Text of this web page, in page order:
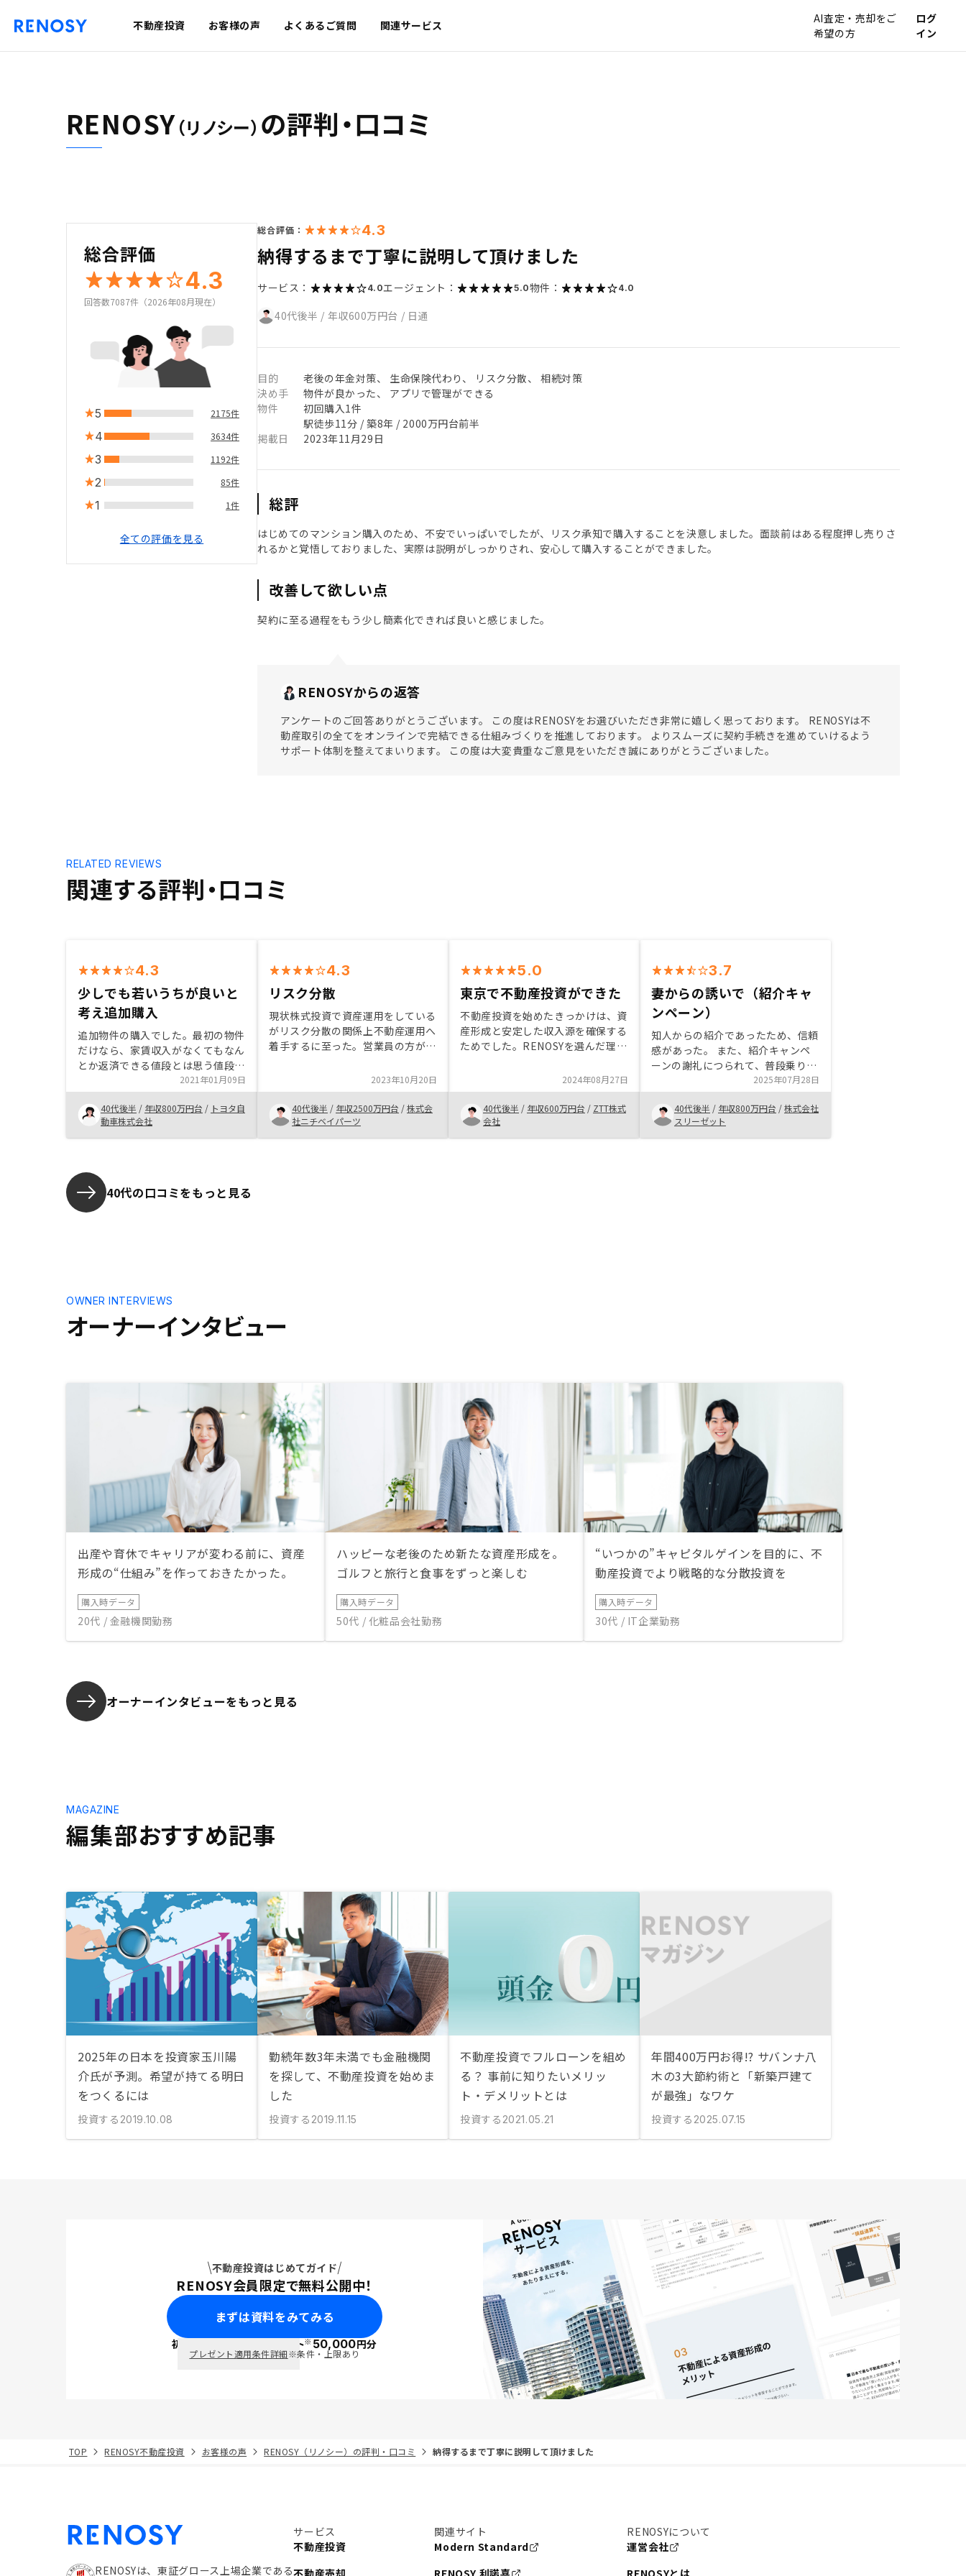
不動産投資 お客様の声 よくあるご質問 関連サービス
AI査定・売却をご
希望の方
ログ
イン
RENOSY（リノシー） の評判・口コミ
総合評価
4.3
回答数7087件（2026年08月現在）
5 2175件
4 3634件
3 1192件
2 85件
1 1件
全ての評価を見る
総合評価： 4.3
納得するまで丁寧に説明して頂けました
サービス： 4.0エージェント： 5.0物件： 4.0
40代後半 / 年収600万円台 / 日通
目的
老後の年金対策、 生命保険代わり、 リスク分散、 相続対策
決め手
物件が良かった、 アプリで管理ができる
物件
初回購入1件
駅徒歩11分 / 築8年 / 2000万円台前半
掲載日
2023年11月29日
総評
はじめてのマンション購入のため、不安でいっぱいでしたが、リスク承知で購入することを決意しました。面談前はある程度押し売りさ
れるかと覚悟しておりました、実際は説明がしっかりされ、安心して購入することができました。
改善して欲しい点
契約に至る過程をもう少し簡素化できれば良いと感じました。
RENOSYからの返答
アンケートのご回答ありがとうございます。 この度はRENOSYをお選びいただき非常に嬉しく思っております。 RENOSYは不
動産取引の全てをオンラインで完結できる仕組みづくりを推進しております。 よりスムーズに契約手続きを進めていけるよう
サポート体制を整えてまいります。 この度は大変貴重なご意見をいただき誠にありがとうございました。
関連する評判・口コミ
RELATED REVIEWS
4.3
少しでも若いうちが良いと
考え追加購入
追加物件の購入でした。最初の物件
だけなら、家賃収入がなくてもなん
とか返済できる値段とは思う値段で
したが、今回は額が増えたという不
安がありました。 一年ほど様子見
てからの方がよいのではないか、な
ども頭をよぎりましたが、どうせな
ら少しでも自分が若い方がよいので
た。 確定申告や今後の負担など気
になることは、色々質問させていた
だき解決できると思いました
元気に働いて、くるべき老後を楽し
2021年01月09日
40代後半 / 年収800万円台 / トヨタ自
動車株式会社
4.3
リスク分散
現状株式投資で資産運用をしている
がリスク分散の関係上不動産運用へ
着手するに至った。営業員の方が丁
理解度も深まり投資実行させていた
だきました。インフレが続く環境
下、お資金を眠らせておくことのリ
スクを意識して適度な投資をしてい
きたいです。
2023年10月20日
40代後半 / 年収2500万円台 /株式会
社ニチベイパーツ
5.0
東京で不動産投資ができた
不動産投資を始めたきっかけは、資
産形成と安定した収入源を確保する
ためでした。RENOSYを選んだ理由
ト体制が充実していたためです。ま
た、外国人である私は、母語の中国
語で対応してくれるのは大変嬉しい
からです。
2024年08月27日
40代後半 / 年収600万円台 / ZTT株式
会社
3.7
妻からの誘いで（紹介キャ
ンペーン）
知人からの紹介であったため、信頼
感があった。 また、紹介キャンペ
ーンの謝礼につられて、普段乗り気
ではない妻が率先して話を聞く気に
なってくれたため、一緒に説明を伺
うことが出来たのが、購入に繋がっ
たと思う。 会社としての信頼感も
あり、担当者自身も実際に物件を購
2025年07月28日
40代後半 / 年収800万円台 /株式会社
スリーゼット
40代の口コミをもっと見る
オーナーインタビュー
OWNER INTERVIEWS
出産や育休でキャリアが変わる前に、資産
形成の“仕組み”を作っておきたかった。
購入時データ
20代 / 金融機関勤務
ハッピーな老後のため新たな資産形成を。
ゴルフと旅行と食事をずっと楽しむ
購入時データ
50代 / 化粧品会社勤務
“いつかの”キャピタルゲインを目的に、不
動産投資でより戦略的な分散投資を
購入時データ
30代 / IT企業勤務
オーナーインタビューをもっと見る
編集部おすすめ記事
MAGAZINE
2025年の日本を投資家玉川陽
介氏が予測。希望が持てる明日
をつくるには
投資する 2019.10.08
勤続年数3年未満でも金融機関
を探して、不動産投資を始めま
した
投資する 2019.11.15
不動産投資でフルローンを組め
る？ 事前に知りたいメリッ
ト・デメリットとは
投資する 2021.05.21
年間400万円お得!? サバンナ八
木の3大節約術と「新築戸建て
が最強」なワケ
投資する 2025.07.15
不動産投資はじめてガイド
RENOSY会員限定で無料公開中！
まずは資料をみてみる
初回面談で ポイント※50,000円分
プレゼント適用条件詳細※条件・上限あり
TOP RENOSY不動産投資 お客様の声 RENOSY（リノシー）の評判・口コミ 納得するまで丁寧に説明して頂けました
RENOSYは、東証グロース上場企業である
サービス
不動産投資
不動産売却
関連サイト
Modern Standard
RENOSY 利諾喜
RENOSYについて
運営会社
RENOSYとは